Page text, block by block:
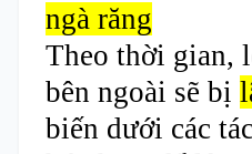
ngà răng
Theo thời gian,
bên ngoài sẽ bị
biến dưới các